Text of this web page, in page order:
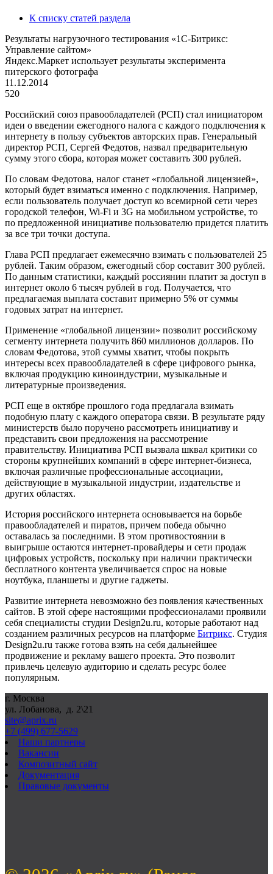
К списку статей раздела
Результаты нагрузочного тестирования «1С-Битрикс:
Управление сайтом»
Яндекс.Маркет использует результаты эксперимента
питерского фотографа
11.12.2014
520
Российский союз правообладателей (РСП) стал инициатором
идеи о введении ежегодного налога с каждого подключения к
интернету в пользу субъектов авторских прав. Генеральный
директор РСП, Сергей Федотов, назвал предварительную
сумму этого сбора, которая может составить 300 рублей.
По словам Федотова, налог станет «глобальной лицензией»,
который будет взиматься именно с подключения. Например,
если пользователь получает доступ ко всемирной сети через
городской телефон, Wi-Fi и 3G на мобильном устройстве, то
по предложенной инициативе пользователю придется платить
за все три точки доступа.
Глава РСП предлагает ежемесячно взимать с пользователей 25
рублей. Таким образом, ежегодный сбор составит 300 рублей.
По данным статистики, каждый россиянин платит за доступ в
интернет около 6 тысяч рублей в год. Получается, что
предлагаемая выплата составит примерно 5% от суммы
годовых затрат на интернет.
Применение «глобальной лицензии» позволит российскому
сегменту интернета получить 860 миллионов долларов. По
словам Федотова, этой суммы хватит, чтобы покрыть
интересы всех правообладателей в сфере цифрового рынка,
включая продукцию киноиндустрии, музыкальные и
литературные произведения.
РСП еще в октябре прошлого года предлагала взимать
подобную плату с каждого оператора связи. В результате ряду
министерств было поручено рассмотреть инициативу и
представить свои предложения на рассмотрение
правительству. Инициатива РСП вызвала шквал критики со
стороны крупнейших компаний в сфере интернет-бизнеса,
включая различные профессиональные ассоциации,
действующие в музыкальной индустрии, издательстве и
других областях.
История российского интернета основывается на борьбе
правообладателей и пиратов, причем победа обычно
оставалась за последними. В этом противостоянии в
выигрыше остаются интернет-провайдеры и сети продаж
цифровых устройств, поскольку при наличии практически
бесплатного контента увеличивается спрос на новые
ноутбука, планшеты и другие гаджеты.
Развитие интернета невозможно без появления качественных
сайтов. В этой сфере настоящими профессионалами проявили
себя специалисты студии Design2u.ru, которые работают над
созданием различных ресурсов на платформе Битрикс. Студия
Design2u.ru также готова взять на себя дальнейшее
продвижение и рекламу вашего проекта. Это позволит
привлечь целевую аудиторию и сделать ресурс более
популярным.
г. Москва
ул. Лобанова, д. 2\21
site@aprix.ru
+7 (499) 677-5629
Наши партнеры
Вакансии
Композитный сайт
Документация
Правовые документы